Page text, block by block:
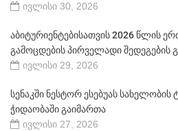
ივლისი 30, 2026
აბიტურიენტებისათვის 2026 წლის
გამოცდების პირველადი შედეგების
ივლისი 29, 2026
სენაკში ნესტორ ესებუას
ჭიდაობაში გაიმართა
ივლისი 27, 2026